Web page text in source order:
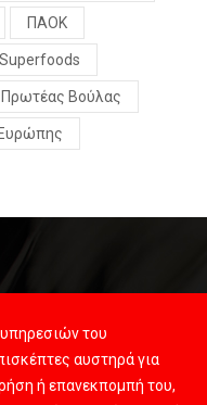
ΠΑΟΚ
Πρωτέας Βούλας
του
αυστηρά για
ή επανεκπομπή του,